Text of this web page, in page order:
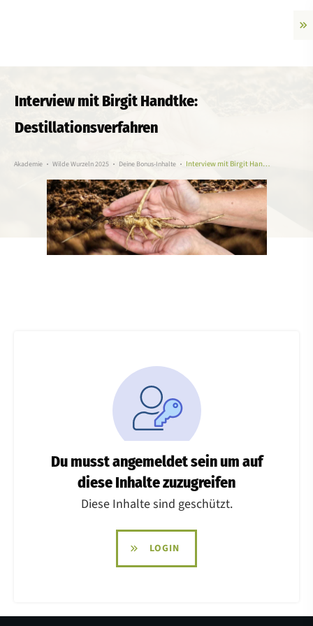
Interview mit Birgit Handtke:
Destillationsverfahren
Akademie Wilde Wurzeln 2025 Deine Bonus-Inhalte Interview mit Birgit Handtke: Destillationsverfahren
Du musst angemeldet sein um auf
diese Inhalte zuzugreifen
Diese Inhalte sind geschützt.
LOGIN